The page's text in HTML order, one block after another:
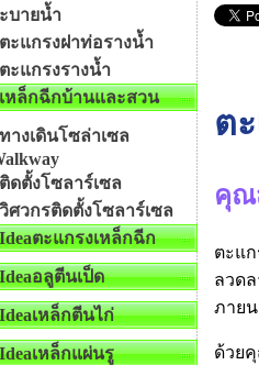
บายน้ำ
ตะแกรงฝาท่อรางน้ำ
ตะแกรงรางน้ำ
เหล็กฉีกบ้านและสวน
ทางเดินโซล่าเซล
ติดตั้งโซลาร์เซล
วิศวกรติดตั้งโซลาร์เซล
Ideaตะแกรงเหล็กฉีก
Ideaอลูตีนเป็ด
Ideaเหล็กตีนไก่
Ideaเหล็กแผ่นรู
ต
คุณ
ตะแ
ลวด
ภายน
ด้วย